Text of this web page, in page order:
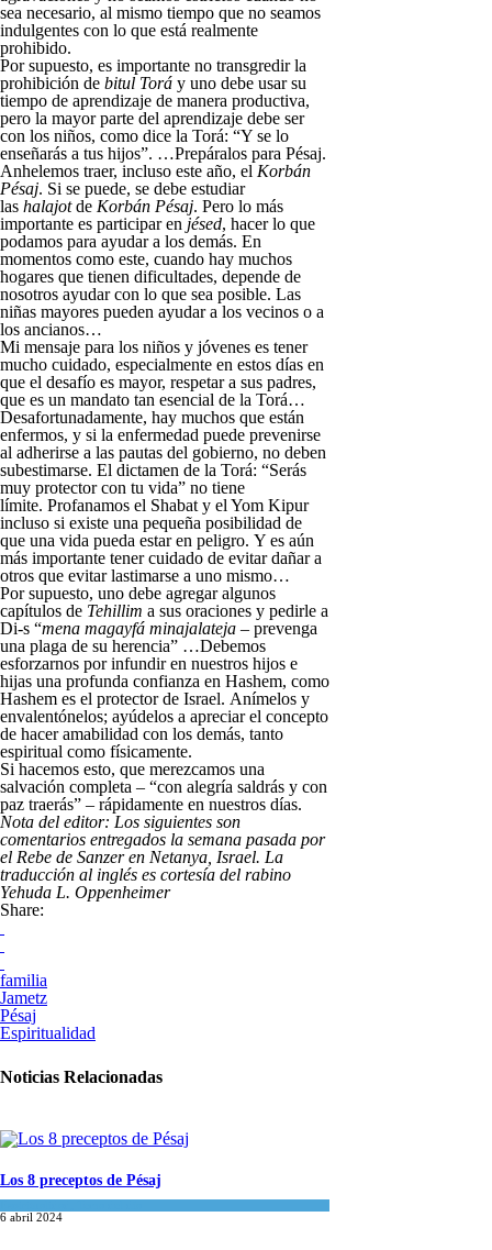
sea necesario, al mismo tiempo que no seamos
indulgentes con lo que está realmente
prohibido.
Por supuesto, es importante no transgredir la
prohibición de bitul Torá y uno debe usar su
tiempo de aprendizaje de manera productiva,
pero la mayor parte del aprendizaje debe ser
con los niños, como dice la Torá: “Y se lo
enseñarás a tus hijos”. …Prepáralos para Pésaj.
Anhelemos traer, incluso este año, el Korbán
Pésaj. Si se puede, se debe estudiar
las halajotde Korbán Pésaj. Pero lo más
importante es participar en jésed, hacer lo que
podamos para ayudar a los demás. En
momentos como este, cuando hay muchos
hogares que tienen dificultades, depende de
nosotros ayudar con lo que sea posible. Las
niñas mayores pueden ayudar a los vecinos o a
los ancianos…
Mi mensaje para los niños y jóvenes es tener
mucho cuidado, especialmente en estos días en
que el desafío es mayor, respetar a sus padres,
que es un mandato tan esencial de la Torá…
Desafortunadamente, hay muchos que están
enfermos, y si la enfermedad puede prevenirse
al adherirse a las pautas del gobierno, no deben
subestimarse. El dictamen de la Torá: “Serás
muy protector con tu vida” no tiene
límite. Profanamos el Shabat y el Yom Kipur
incluso si existe una pequeña posibilidad de
que una vida pueda estar en peligro. Y es aún
más importante tener cuidado de evitar dañar a
otros que evitar lastimarse a uno mismo…
Por supuesto, uno debe agregar algunos
capítulos de Tehillim a sus oraciones y pedirle a
Di-s “mena magayfá minajalateja – prevenga
una plaga de su herencia” …Debemos
esforzarnos por infundir en nuestros hijos e
hijas una profunda confianza en Hashem, como
Hashem es el protector de Israel. Anímelos y
envalentónelos; ayúdelos a apreciar el concepto
de hacer amabilidad con los demás, tanto
espiritual como físicamente.
Si hacemos esto, que merezcamos una
salvación completa – “con alegría saldrás y con
paz traerás” – rápidamente en nuestros días.
Nota del editor: Los siguientes son
comentarios entregados la semana pasada por
el Rebe de Sanzer en Netanya, Israel. La
traducción al inglés es cortesía del rabino
Yehuda L. Oppenheimer
Share:
familia
Jametz
Pésaj
Espiritualidad
Noticias Relacionadas
Los 8 preceptos de Pésaj
6 abril 2024